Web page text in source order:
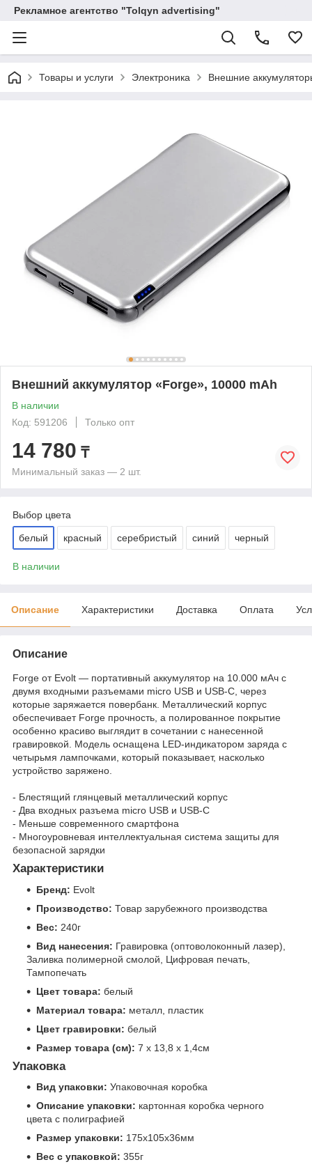
Рекламное агентство "Tolqyn advertising"
Товары и услуги Электроника Внешние
Внешний аккумулятор «Forge», 10000 mAh
В наличии
Код: 591206
Только опт
14 780 ₸
Минимальный заказ — 2 шт.
Выбор цвета
белый красный серебристый синий черный
В наличии
Описание Характеристики Доставка Оплата
Описание
Forge от Evolt — портативный аккумулятор на 10.000 мАч с
двумя входными разъемами micro USB и USB-C, через
которые заряжается повербанк. Металлический корпус
обеспечивает Forge прочность, а полированное покрытие
особенно красиво выглядит в сочетании с нанесенной
гравировкой. Модель оснащена LED-индикатором заряда с
четырьмя лампочками, который показывает, насколько
устройство заряжено.
- Блестящий глянцевый металлический корпус
- Два входных разъема micro USB и USB-C
- Меньше современного смартфона
- Многоуровневая интеллектуальная система защиты для
безопасной зарядки
Характеристики
Бренд: Evolt
Производство: Товар зарубежного производства
Вес: 240г
Вид нанесения: Гравировка (оптоволоконный лазер),
Заливка полимерной смолой, Цифровая печать,
Тампопечать
Цвет товара: белый
Материал товара: металл, пластик
Цвет гравировки: белый
Размер товара (см): 7 х 13,8 х 1,4см
Упаковка
Вид упаковки: Упаковочная коробка
Описание упаковки: картонная коробка черного
цвета с полиграфией
Размер упаковки: 175x105x36мм
Вес с упаковкой: 355г